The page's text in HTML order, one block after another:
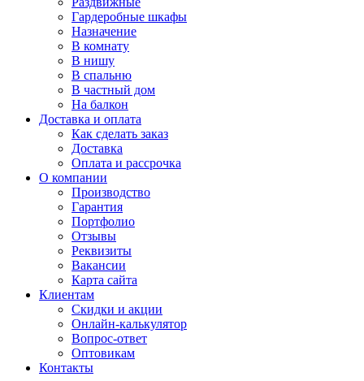
Гардеробные шкафы
Назначение
В комнату
В нишу
В спальню
В частный дом
На балкон
Доставка и оплата
Как сделать заказ
Доставка
Оплата и рассрочка
О компании
Производство
Гарантия
Портфолио
Отзывы
Реквизиты
Вакансии
Карта сайта
Клиентам
Скидки и акции
Онлайн-калькулятор
Вопрос-ответ
Оптовикам
Контакты